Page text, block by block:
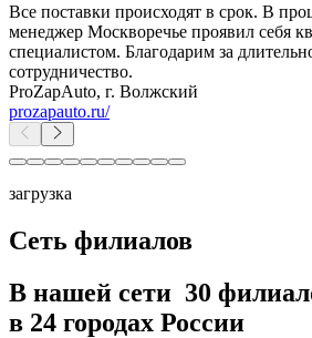
Все поставки происходят в срок. В
менеджер Москворечье проявил себя
специалистом. Благодарим за
сотрудничество.
ProZapAuto, г. Волжский
prozapauto.ru/
загрузка
Сеть филиалов
В нашей сети 30
в 24 городах России